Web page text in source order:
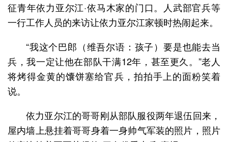
征青年依力亚尔江·依马木家的门口。人武部官兵等
一行工作人员的来访让依力亚尔江家顿时热闹起来。
“我这个巴郎（维吾尔语：孩子）要是也能去当
兵，我一定让他在部队干满12年，甚至更久。”老人
将烤得金黄的馕饼塞给官兵，拍拍手上的面粉笑着
说。
依力亚尔江的哥哥刚从部队服役两年退伍回来，
屋内墙上悬挂着哥哥身着一身帅气军装的照片，照片